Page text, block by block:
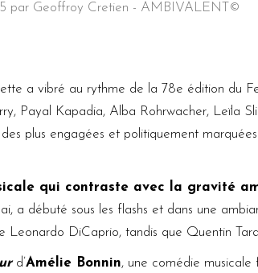
par Geoffroy Cretien - AMBIVALENT©
a vibré au rythme de la 78e édition du
Payal Kapadia, Alba Rohrwacher, Leïla
plus engagées et politiquement
qui contraste avec la gravité
a débuté sous les flashs et dans une
Leonardo DiCaprio, tandis que Quentin
d’Amélie Bonnin, une comédie